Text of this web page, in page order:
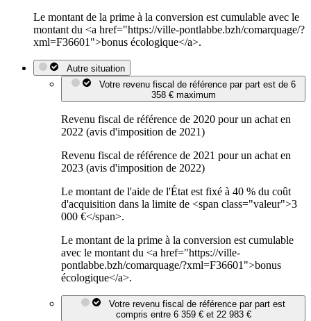
Le montant de la prime à la conversion est cumulable avec le
montant du <a href="https://ville-pontlabbe.bzh/comarquage/?
xml=F36601">bonus écologique</a>.
Autre situation
Votre revenu fiscal de référence par part est de 6
358 € maximum
Revenu fiscal de référence de 2020 pour un achat en
2022 (avis d'imposition de 2021)
Revenu fiscal de référence de 2021 pour un achat en
2023 (avis d'imposition de 2022)
Le montant de l'aide de l'État est fixé à 40 % du coût
d'acquisition dans la limite de <span class="valeur">3
000 €</span>.
Le montant de la prime à la conversion est cumulable
avec le montant du <a href="https://ville-
pontlabbe.bzh/comarquage/?xml=F36601">bonus
écologique</a>.
Votre revenu fiscal de référence par part est
compris entre 6 359 € et 22 983 €